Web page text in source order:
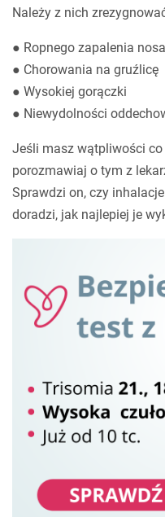
Należy z nich
● Ropnego zapalenia
● Chorowania na gruźlicę
● Wysokiej gorączki
● Niewydolności
Jeśli masz wątpliwości
porozmawiaj o tym z
Sprawdzi on, czy
doradzi, jak najlepiej je